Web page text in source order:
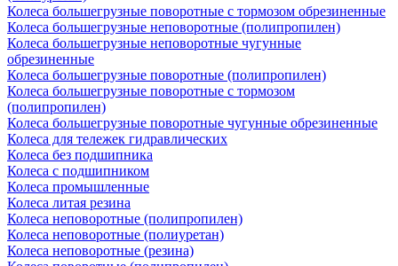
Колеса большегрузные поворотные с тормозом обрезиненные
Колеса большегрузные неповоротные (полипропилен)
Колеса большегрузные неповоротные чугунные
обрезиненные
Колеса большегрузные поворотные (полипропилен)
Колеса большегрузные поворотные с тормозом
(полипропилен)
Колеса большегрузные поворотные чугунные обрезиненные
Колеса для тележек гидравлических
Колеса без подшипника
Колеса с подшипником
Колеса промышленные
Колеса литая резина
Колеса неповоротные (полипропилен)
Колеса неповоротные (полиуретан)
Колеса неповоротные (резина)